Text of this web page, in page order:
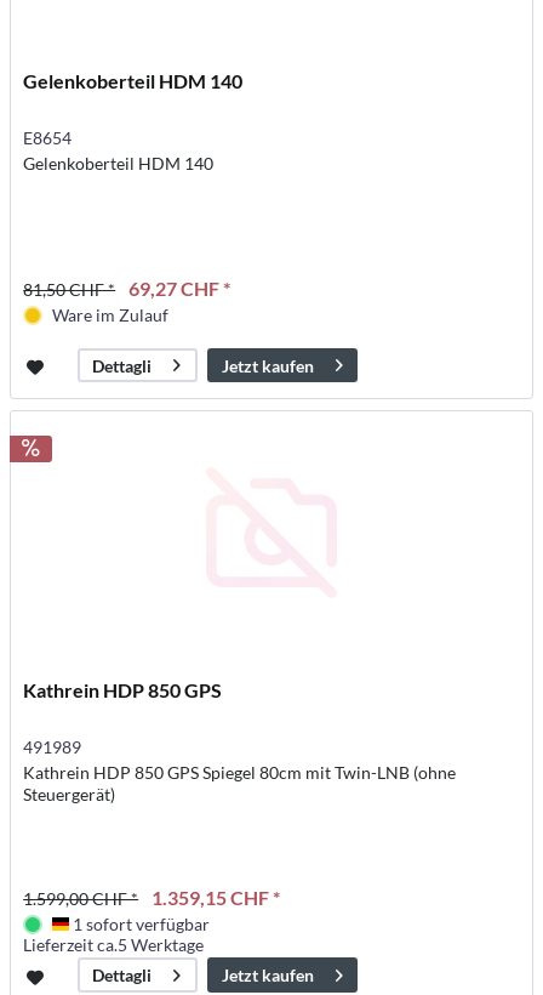
Gelenkoberteil HDM 140
E8654
Gelenkoberteil HDM 140
81,50 CHF * 69,27 CHF *
Ware im Zulauf
Dettagli Jetzt kaufen
Kathrein HDP 850 GPS
491989
Kathrein HDP 850 GPS Spiegel 80cm mit Twin-LNB (ohne
Steuergerät)
1.599,00 CHF * 1.359,15 CHF *
Deutschland
1 sofort verfügbar
Lieferzeit ca.5 Werktage
Dettagli
Jetzt kaufen